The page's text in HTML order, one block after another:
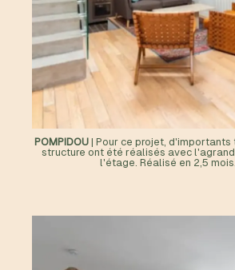
POMPIDOU | Pour ce projet,
structure ont été réalisés avec
l'étage. Réalisé en 2,5 mois.